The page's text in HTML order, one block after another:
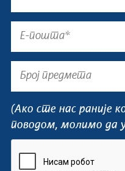
(Ако сте нас раније
поводом, молимо да